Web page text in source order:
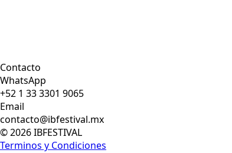
Contacto
WhatsApp
+52 1 33 3301 9065
Email
contacto@ibfestival.mx
© 2026 IBFESTIVAL
Terminos y Condiciones